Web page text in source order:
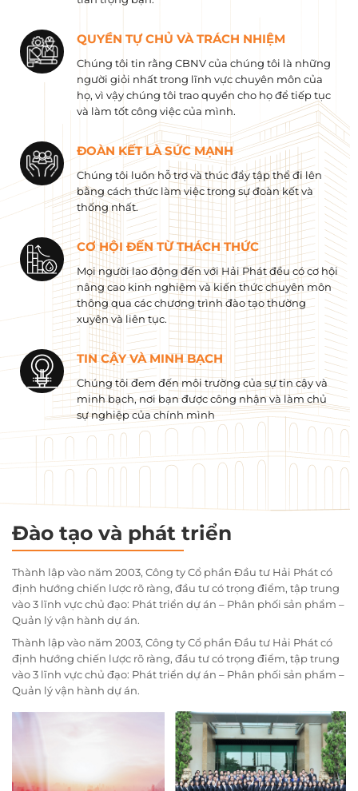
QUYỀN TỰ CHỦ VÀ TRÁCH NHIỆM
Chúng tôi tin rằng CBNV của chúng tôi là những
người giỏi nhất trong lĩnh vực chuyên môn của
họ, vì vậy chúng tôi trao quyền cho họ để tiếp tục
và làm tốt công việc của mình.
ĐOÀN KẾT LÀ SỨC MẠNH
Chúng tôi luôn hỗ trợ và thúc đẩy tập thể đi lên
bằng cách thức làm việc trong sự đoàn kết và
thống nhất.
CƠ HỘI ĐẾN TỪ THÁCH THỨC
Mọi người lao động đến với Hải Phát đều có cơ hội
nâng cao kinh nghiệm và kiến ​​thức chuyên môn
thông qua các chương trình đào tạo thường
xuyên và liên tục.
TIN CẬY VÀ MINH BẠCH
Chúng tôi đem đến môi trường của sự tin cậy và
minh bạch, nơi bạn được công nhận và làm chủ
sự nghiệp của chính mình
Đào tạo và phát triển
Thành lập vào năm 2003, Công ty Cổ phần Đầu tư Hải Phát có
định hướng chiến lược rõ ràng, đầu tư có trọng điểm, tập trung
vào 3 lĩnh vực chủ đạo: Phát triển dự án – Phân phối sản phẩm –
Quản lý vận hành dự án.
Thành lập vào năm 2003, Công ty Cổ phần Đầu tư Hải Phát có
định hướng chiến lược rõ ràng, đầu tư có trọng điểm, tập trung
vào 3 lĩnh vực chủ đạo: Phát triển dự án – Phân phối sản phẩm –
Quản lý vận hành dự án.